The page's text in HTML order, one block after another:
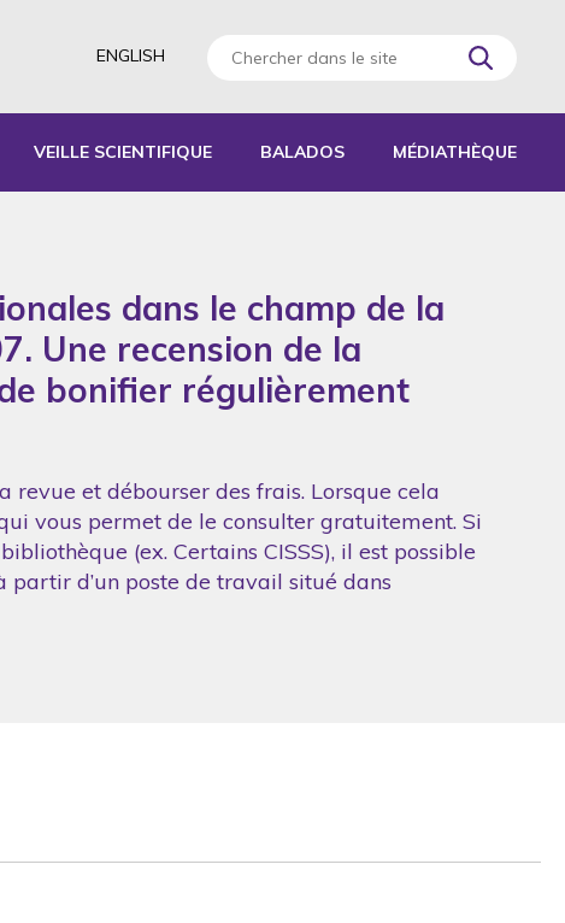
ENGLISH
D’ACTIVITÉS
VEILLE SCIENTIFIQUE BALADOS MÉDIATHÈQUE
dans le champ de la
Une recension de la
bonifier régulièrement
et débourser des frais. Lorsque cela
vous permet de le consulter gratuitement. Si
(ex. Certains CISSS), il est possible
partir d’un poste de travail situé dans